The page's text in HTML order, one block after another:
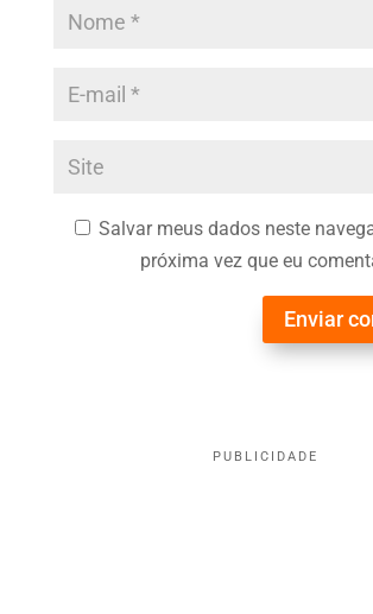
Salvar meus dados neste
próxima vez que eu
Enviar
PUBLICIDADE